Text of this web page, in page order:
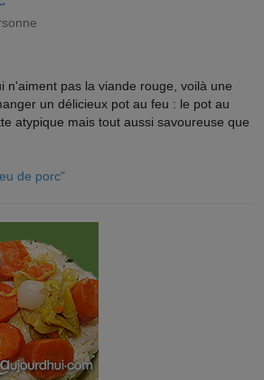
n'aiment pas la viande rouge, voilà une
un délicieux pot au feu : le pot au
atypique mais tout aussi savoureuse que
de porc"